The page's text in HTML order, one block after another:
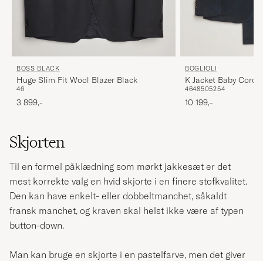
BOSS BLACK
Huge Slim Fit Wool Blazer Black
46
3 899,-
BOGLIOLI
K Jacket Baby
4648505254
10 199,-
Skjorten
Til en formel påklædning som mørkt jakkesæt er det
mest korrekte valg en hvid skjorte i en finere stofkvalitet.
Den kan have enkelt- eller dobbeltmanchet, såkaldt
fransk manchet, og kraven skal helst ikke være af typen
button-down.
Man kan bruge en skjorte i en pastelfarve, men det giver